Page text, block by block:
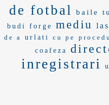
de fotbal
baile
budi
forge mediu
de a
urlati cu pe
coafeza
inregistrari